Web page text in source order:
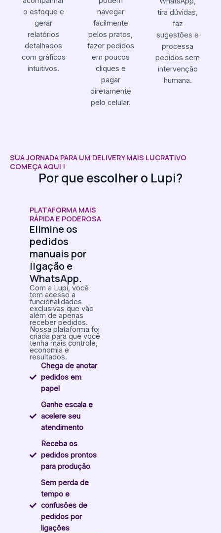
o estoque e
gerar
relatórios
detalhados
com gráficos
intuitivos.
navegar
facilmente
pelos pratos,
fazer pedidos
em poucos
cliques e
pagar
diretamente
pelo celular.
tira dúvidas,
faz
sugestões e
processa
pedidos sem
intervenção
humana.
SUA JORNADA PARA UM DELIVERY MAIS LUCRATIVO
COMEÇA AQUI !
Por que escolher o Lupi?
PLATAFORMA MAIS
RÁPIDA E PODEROSA
Elimine os
pedidos
manuais por
ligação e
WhatsApp.
Com a Lupi, você
tem acesso a
funcionalidades
exclusivas que vão
além de apenas
receber pedidos.
Nossa plataforma foi
criada para que você
tenha mais controle,
economia e
resultados.
Chega de anotar
pedidos em
papel
Ganhe escala e
acelere seu
atendimento
Receba os
pedidos prontos
para produção
Sem perda de
tempo e
confusões de
pedidos por
ligações